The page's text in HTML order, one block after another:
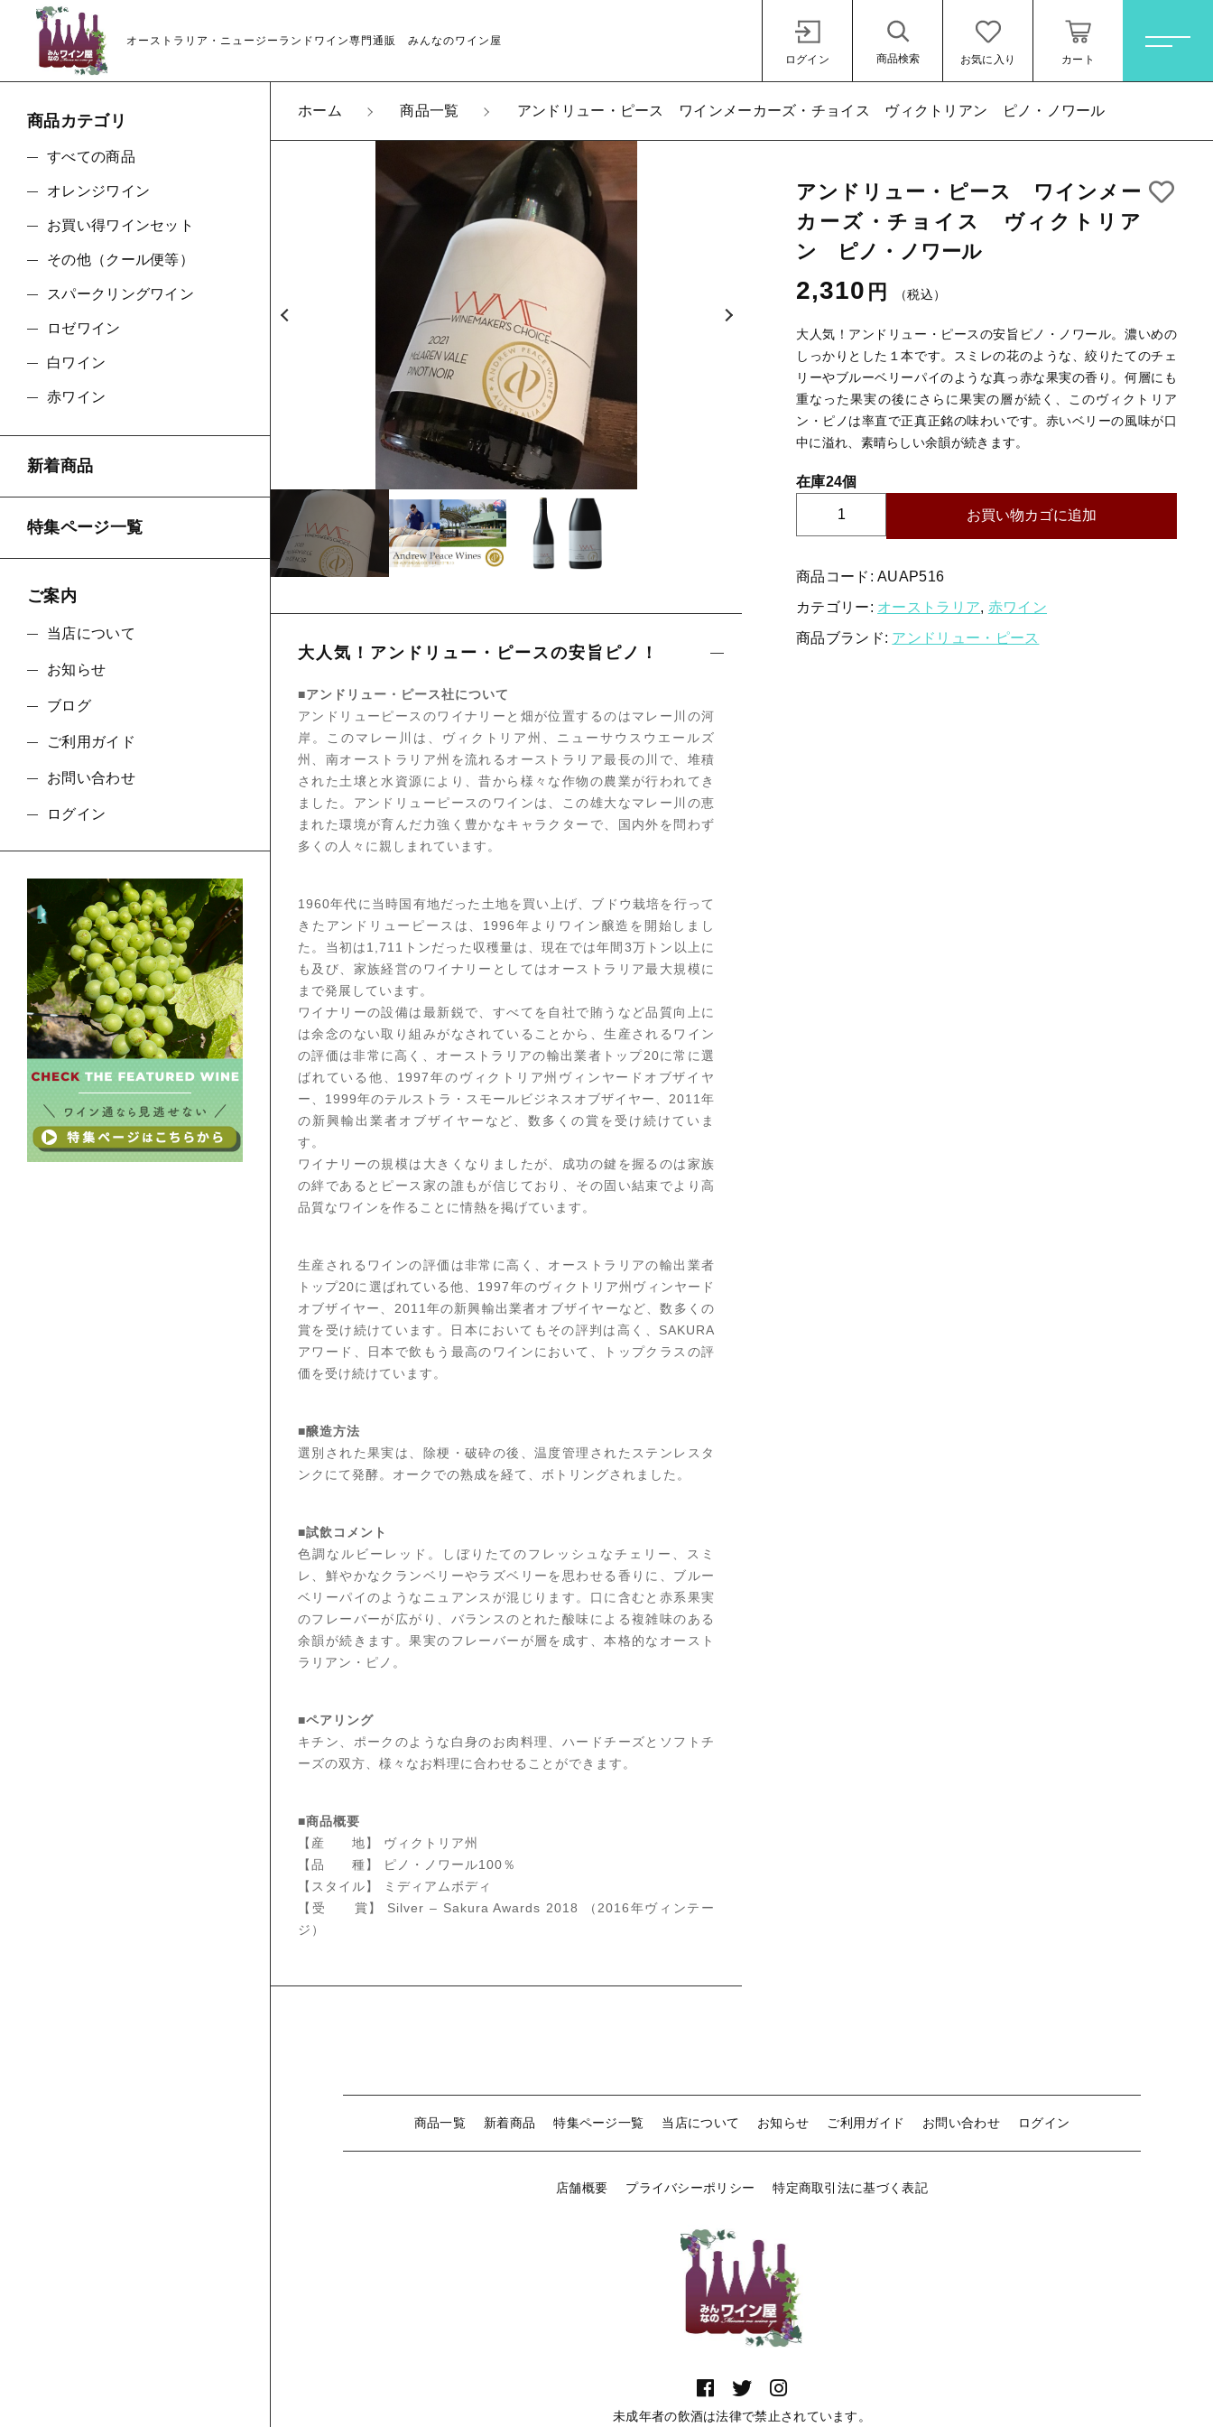
オーストラリア・ニュージーランドワイン専門通販 みんなのワイン屋
ログイン
商品検索 お気に入り カート
ホーム 商品一覧 アンドリュー・ピース ワインメーカーズ・チョイス ヴィクトリアン ピノ・ノワール
大人気！アンドリュー・ピースの安旨ピノ！
■アンドリュー・ピース社について
アンドリューピースのワイナリーと畑が位置するのはマレー川の河
岸。このマレー川は、ヴィクトリア州、ニューサウスウエールズ
州、南オーストラリア州を流れるオーストラリア最長の川で、堆積
された土壌と水資源により、昔から様々な作物の農業が行われてき
ました。アンドリューピースのワインは、この雄大なマレー川の恵
まれた環境が育んだ力強く豊かなキャラクターで、国内外を問わず
多くの人々に親しまれています。
1960年代に当時国有地だった土地を買い上げ、ブドウ栽培を行って
きたアンドリューピースは、1996年よりワイン醸造を開始しまし
た。当初は1,711トンだった収穫量は、現在では年間3万トン以上に
も及び、家族経営のワイナリーとしてはオーストラリア最大規模に
まで発展しています。
ワイナリーの設備は最新鋭で、すべてを自社で賄うなど品質向上に
は余念のない取り組みがなされていることから、生産されるワイン
の評価は非常に高く、オーストラリアの輸出業者トップ20に常に選
ばれている他、1997年のヴィクトリア州ヴィンヤードオブザイヤ
ー、1999年のテルストラ・スモールビジネスオブザイヤー、2011年
の新興輸出業者オブザイヤーなど、数多くの賞を受け続けていま
す。
ワイナリーの規模は大きくなりましたが、成功の鍵を握るのは家族
の絆であるとピース家の誰もが信じており、その固い結束でより高
品質なワインを作ることに情熱を掲げています。
生産されるワインの評価は非常に高く、オーストラリアの輸出業者
トップ20に選ばれている他、1997年のヴィクトリア州ヴィンヤード
オブザイヤー、2011年の新興輸出業者オブザイヤーなど、数多くの
賞を受け続けています。日本においてもその評判は高く、SAKURA
アワード、日本で飲もう最高のワインにおいて、トップクラスの評
価を受け続けています。
■醸造方法
選別された果実は、除梗・破砕の後、温度管理されたステンレスタ
ンクにて発酵。オークでの熟成を経て、ボトリングされました。
■試飲コメント
色調なルビーレッド。しぼりたてのフレッシュなチェリー、スミ
レ、鮮やかなクランベリーやラズベリーを思わせる香りに、ブルー
ベリーパイのようなニュアンスが混じります。口に含むと赤系果実
のフレーバーが広がり、バランスのとれた酸味による複雑味のある
余韻が続きます。果実のフレーバーが層を成す、本格的なオースト
ラリアン・ピノ。
■ペアリング
キチン、ポークのような白身のお肉料理、ハードチーズとソフトチ
ーズの双方、様々なお料理に合わせることができます。
■商品概要
【産 地】 ヴィクトリア州
【品 種】 ピノ・ノワール100％
【スタイル】 ミディアムボディ
【受 賞】 Silver – Sakura Awards 2018 （2016年ヴィンテー
ジ）
アンドリュー・ピース ワインメー
カーズ・チョイス ヴィクトリア
ン ピノ・ノワール
2,310 円 （税込）
大人気！アンドリュー・ピースの安旨ピノ・ノワール。濃いめの
しっかりとした１本です。スミレの花のような、絞りたてのチェ
リーやブルーベリーパイのような真っ赤な果実の香り。何層にも
重なった果実の後にさらに果実の層が続く、このヴィクトリア
ン・ピノは率直で正真正銘の味わいです。赤いベリーの風味が口
中に溢れ、素晴らしい余韻が続きます。
在庫24個
ン
リ
ュ
ピ
お買い物カゴに追加
商品コード:AUAP516
カテゴリー: オーストラリア, 赤ワイン
商品ブランド: アンドリュー・ピース
商品一覧 新着商品 特集ページ一覧 当店について お知らせ ご利用ガイド お問い合わせ ログイン
店舗概要 プライバシーポリシー 特定商取引法に基づく表記
未成年者の飲酒は法律で禁止されています。
商品カテゴリ
すべての商品
オレンジワイン
お買い得ワインセット
その他（クール便等）
スパークリングワイン
ロゼワイン
白ワイン
赤ワイン
新着商品
特集ページ一覧
ご案内
当店について
お知らせ
ブログ
ご利用ガイド
お問い合わせ
ログイン
アンドリュー・ピース ワインメーカーズ・チョイス ヴィクトリアン ピノ・
2,310円
（税
込）
ショッピングを続ける カートを確認する
ホーム
すべての商品
オレンジワイン
お買い得ワインセット
その他（クール便等）
スパークリングワイン
ロゼワイン
白ワイン
赤ワイン
～ セール